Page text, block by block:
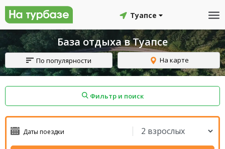
Туапсе
База отдыха в Туапсе
По популярности На карте
Фильтр и поиск
Смоленский район Топчихинский район